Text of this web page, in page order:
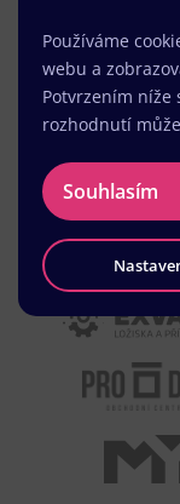
Používáme
webu a
Potvrzením níže
rozhodnutí
Souhlasím